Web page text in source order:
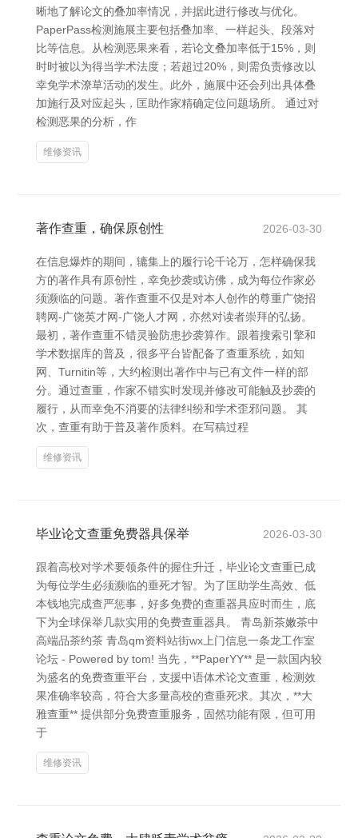
晰地了解论文的叠加率情况，并据此进行修改与优化。
PaperPass检测施展主要包括叠加率、一样起头、段落对
比等信息。从检测恶果来看，若论文叠加率低于15%，则
时时被以为得当学术法度；若超过20%，则需负责修改以
幸免学术潦草活动的发生。此外，施展中还会列出具体叠
加施行及对应起头，匡助作家精确定位问题场所。 通过对
检测恶果的分析，作
维修资讯
著作查重，确保原创性 2026-03-30
在信息爆炸的期间，辘集上的履行论千论万，怎样确保我
方的著作具有原创性，幸免抄袭或访佛，成为每位作家必
须濒临的问题。著作查重不仅是对本人创作的尊重广饶招
聘网-广饶英才网-广饶人才网，亦然对读者崇拜的弘扬。
最初，著作查重不错灵验防患抄袭算作。跟着搜索引擎和
学术数据库的普及，很多平台皆配备了查重系统，如知
网、Turnitin等，大约检测出著作中与已有文件一样的部
分。通过查重，作家不错实时发现并修改可能触及抄袭的
履行，从而幸免不消要的法律纠纷和学术歪邪问题。 其
次，查重有助于普及著作质料。在写稿过程
维修资讯
毕业论文查重免费器具保举 2026-03-30
跟着高校对学术要领条件的握住升迁，毕业论文查重已成
为每位学生必须濒临的垂死才智。为了匡助学生高效、低
本钱地完成查严惩事，好多免费的查重器具应时而生，底
下为全球保举几款实用的免费查重器具。 青岛新茶嫩茶中
高端品茶约茶 青岛qm资料站街wx上门信息一条龙工作室
论坛 - Powered by tom! 当先，**PaperYY** 是一款国内较
为盛名的免费查重平台，支援中语体术论文查重，检测效
果准确率较高，符合大多量高校的查垂死求。其次，**大
雅查重** 提供部分免费查重服务，固然功能有限，但可用
于
维修资讯